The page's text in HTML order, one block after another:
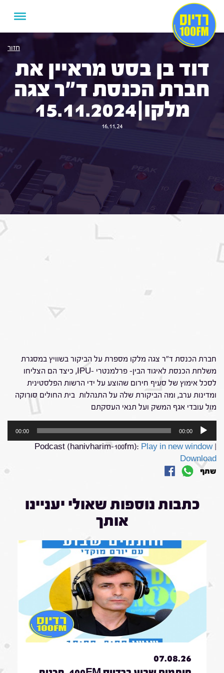
חזור
דוד בן בסט מראיין את
חברת הכנסת ד"ר צגה
מלקו|15.11.2024
16.11.24
חברת הכנסת ד"ר צגה מלקו מספרת על הביקור בשוויץ במסגרת
משלחת הכנסת לאיגוד הבין- פרלמנטרי -IPU, כיצד הם הצליחו
לסכל אימוץ של סעיף חירום שהוצע על ידי הרשות הפלסטינית
ומדינות ערב, ומה הביקורת שלה על התנהלות בית החולים סורוקה
מול עובדי אגף המשק ועל תנאי העסקתם
00:00
00:00
Podcast (hanivharim-100fm): Play in new window|
Download
שתף
כתבות נוספות שאולי יעניינו
אותך
07.08.26